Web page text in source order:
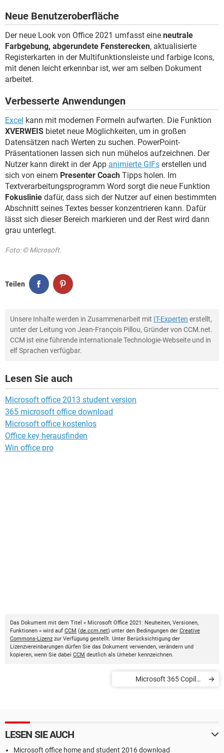
Neue Benutzeroberfläche
Der neue Look von Office 2021 umfasst eine neutrale
Farbgebung, abgerundete Fensterecken, aktualisierte
Registerkarten in der Multifunktionsleiste und farbige Icons,
mit denen leicht erkennbar ist, wer am selben Dokument
arbeitet.
Verbesserte Anwendungen
Excel kann mit modernen Formeln aufwarten. Die Funktion
XVERWEIS bietet neue Möglichkeiten, um in großen
Datensätzen nach Werten zu suchen. PowerPoint-
Präsentationen lassen sich nun mühelos aufzeichnen. Der
Nutzer kann direkt in der App animierte GIFs erstellen und
sich von einem Presenter Coach Tipps holen. Im
Textverarbeitungsprogramm Word sorgt die neue Funktion
Fokuslinie dafür, dass sich der Nutzer auf einen bestimmten
Abschnitt seines Textes besser konzentrieren kann. Dafür
lässt sich dieser Bereich markieren und der Rest wird dann
grau unterlegt.
Foto: © Microsoft.
Teilen
Unsere Inhalte werden in Zusammenarbeit mit IT-Experten erstellt,
unter der Leitung von Jean-François Pillou, Gründer von CCM.net.
CCM ist eine führende internationale Technologie-Webseite und in
elf Sprachen verfügbar.
Lesen Sie auch
Microsoft office 2013 student version
365 microsoft office download
Microsoft office kostenlos
Office key herausfinden
Win office pro
Das Dokument mit dem Titel « Microsoft Office 2021: Neuheiten, Versionen,
Funktionen » wird auf CCM (de.ccm.net) unter den Bedingungen der Creative
Commons-Lizenz zur Verfügung gestellt. Unter Berücksichtigung der
Lizenzvereinbarungen dürfen Sie das Dokument verwenden, verändern und
kopieren, wenn Sie dabei CCM deutlich als Urheber kennzeichnen.
Microsoft 365 Copilot:
LESEN SIE AUCH
Microsoft office home and student 2016 download